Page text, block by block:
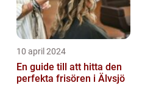
10 april 2024
En guide till att hitta den
perfekta frisören i Älvsjö